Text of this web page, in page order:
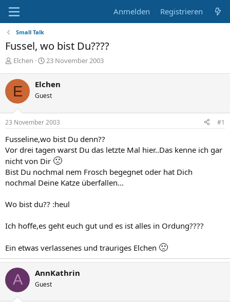
Anmelden Registrieren
Small Talk
Fussel, wo bist Du????
E
s
t
e
l
l
e
Elchen
E
t
e
l
t
m
23 November 2003
E Elchen
Guest
23 November 2003 #1
Fusseline,wo bist Du denn??
Vor drei tagen warst Du das letzte Mal hier..Das kenne ich gar
nicht von Dir 🙁
Bist Du nochmal nem Frosch begegnet oder hat Dich
nochmal Deine Katze überfallen...
Wo bist du?? :heul
Ich hoffe,es geht euch gut und es ist alles in Ordung????
Ein etwas verlassenes und trauriges Elchen 🙁
A AnnKathrin
Guest